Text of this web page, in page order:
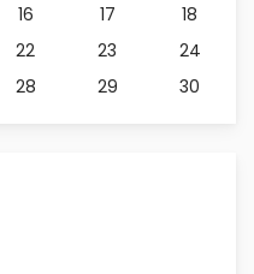
16 17
18
22 23
24
28 29 30